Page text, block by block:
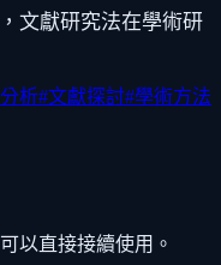
文獻研究法在學術研
析#文獻探討#學術方法
以直接接續使用。